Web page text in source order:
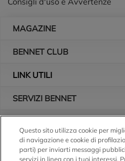
MAGAZINE
BENNET CLUB
LINK UTILI
SERVIZI BENNET
Logo Bennet
Seguici sui nostri canali
Questo sito utilizza cookie per
di navigazione e cookie di
parti) per inviarti messaggi
servizi in linea con i tuoi interessi.